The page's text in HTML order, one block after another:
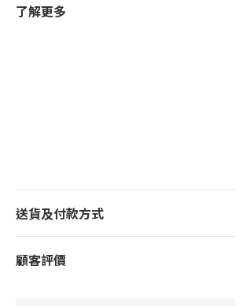
了解更多
送貨及付款方式
顧客評價